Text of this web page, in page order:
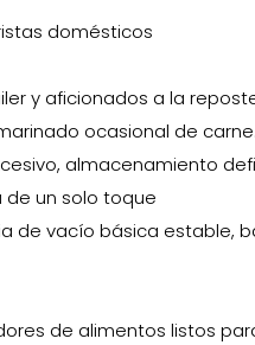
domésticos
y aficionados a la
ocasional de carne.
almacenamiento
un solo toque
de vacío básica estable,
de alimentos listos